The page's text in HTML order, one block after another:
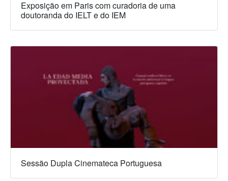
Exposição em Paris com curadoria de uma
doutoranda do IELT e do IEM
Sessão Dupla Cinemateca Portuguesa